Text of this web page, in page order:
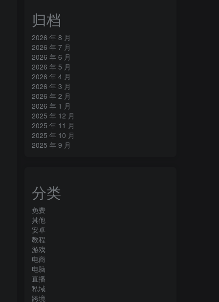
归档
2026 年 8 月
2026 年 7 月
2026 年 6 月
2026 年 5 月
2026 年 4 月
2026 年 3 月
2026 年 2 月
2026 年 1 月
2025 年 12 月
2025 年 11 月
2025 年 10 月
2025 年 9 月
分类
免费
其他
安卓
教程
游戏
电商
电脑
直播
私域
跨境